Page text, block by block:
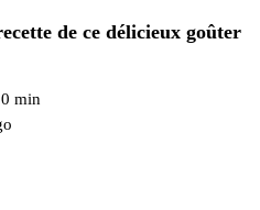
de ce délicieux goûter
min